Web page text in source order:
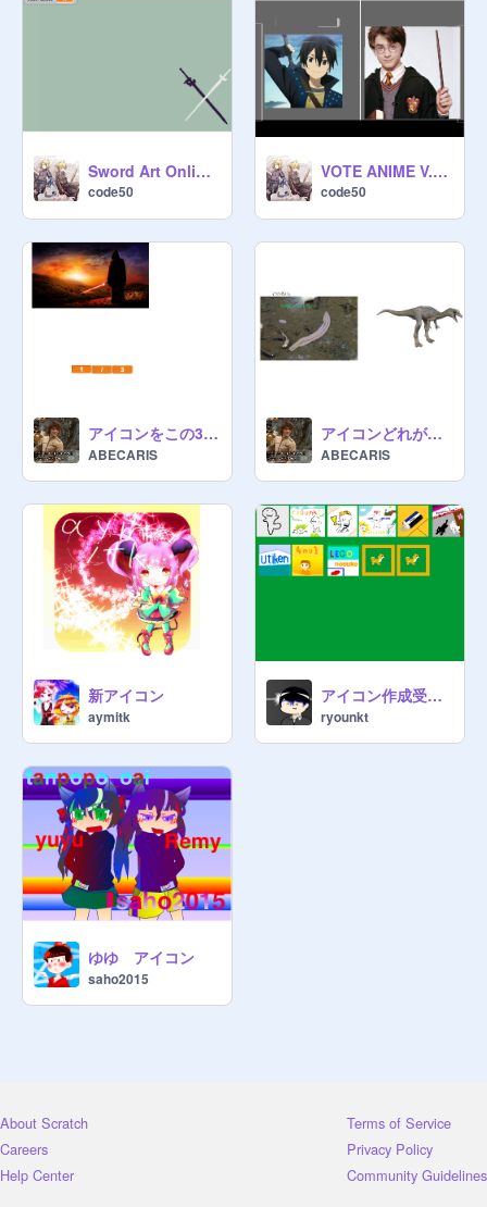
Sword Art Online Quiz
code50
VOTE ANIME V.S. HARRY POTTER
code50
アイコンをこの3つの中から決めようかなと思っている
ABECARIS
アイコンどれがいい？
ABECARIS
新アイコン
aymitk
アイコン作成受付、今まで作ったアイコン(ちょいボケ)
ryounkt
ゆゆ アイコン
saho2015
About Scratch
Careers
Help Center
Terms of Service
Privacy Policy
Community Guidelines